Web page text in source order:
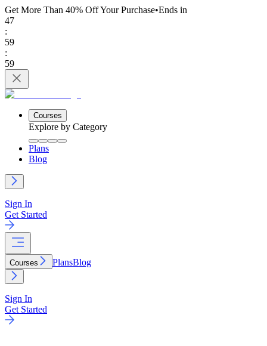
Get More Than 40% OffYour Purchase•Ends in
47
:
59
:
59
Courses
Explore by Category
Plans
Blog
Sign In
Get Started
Courses PlansBlog
Sign In
Get Started